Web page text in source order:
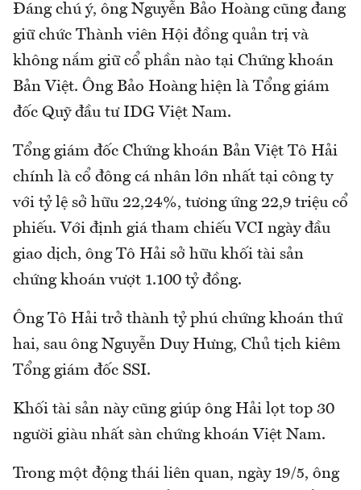
Đáng chú ý, ông Nguyễn Bảo Hoàng cũng đang
giữ chức Thành viên Hội đồng quản trị và
không nắm giữ cổ phần nào tại Chứng khoán
Bản Việt. Ông Bảo Hoàng hiện là Tổng giám
đốc Quỹ đầu tư IDG Việt Nam.
Tổng giám đốc Chứng khoán Bản Việt Tô Hải
chính là cổ đông cá nhân lớn nhất tại công ty
với tỷ lệ sở hữu 22,24%, tương ứng 22,9 triệu cổ
phiếu. Với định giá tham chiếu VCI ngày đầu
giao dịch, ông Tô Hải sở hữu khối tài sản
chứng khoán vượt 1.100 tỷ đồng.
Ông Tô Hải trở thành tỷ phú chứng khoán thứ
hai, sau ông Nguyễn Duy Hưng, Chủ tịch kiêm
Tổng giám đốc SSI.
Khối tài sản này cũng giúp ông Hải lọt top 30
người giàu nhất sàn chứng khoán Việt Nam.
Trong một động thái liên quan, ngày 19/5, ông